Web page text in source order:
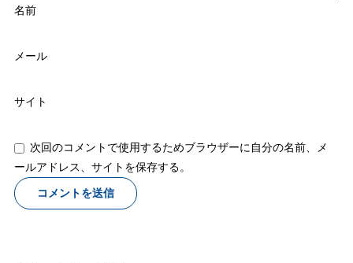
名前
メール
サイト
次回のコメントで使用するためブラウザーに自分の名前、メ
ールアドレス、サイトを保存する。